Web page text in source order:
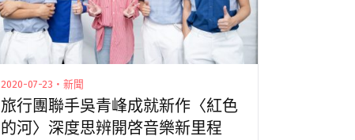
2020-07-23・新聞
旅行團聯手吳青峰成就新作〈紅色
的河〉深度思辨開啓音樂新里程